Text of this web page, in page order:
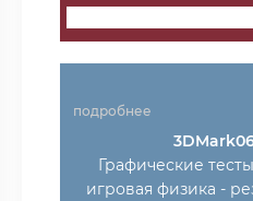
подробнее
Графические
игровая физика -